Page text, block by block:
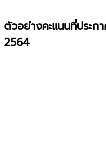
ตัวอย่างคะแนนที่ประก
2564